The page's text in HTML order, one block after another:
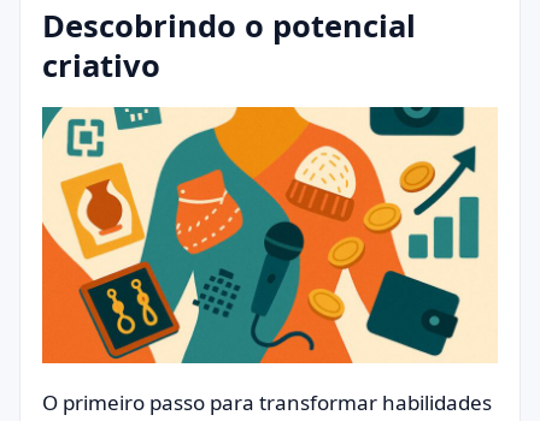
Descobrindo o potencial
criativo
O primeiro passo para transformar habilidades